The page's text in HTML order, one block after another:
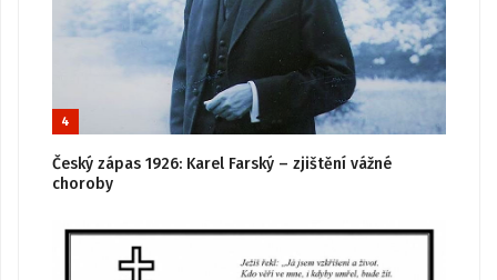
4
Český zápas 1926: Karel Farský – zjištění vážné
choroby